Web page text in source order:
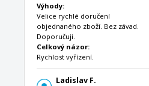
Výhody:
Velice rychlé doručení
objednaného zboží. Bez závad.
Doporučuji.
Celkový názor:
Rychlost vyřízení.
Ladislav F.